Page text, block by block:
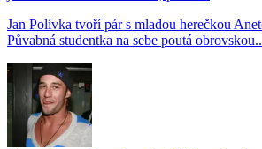
Jan Polívka tvoří pár s mladou herečkou
Půvabná studentka na sebe poutá